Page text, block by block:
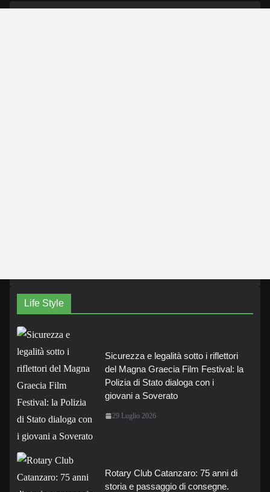
Life Style
Sicurezza e legalità sotto i riflettori
del Magna Graecia Film Festival: la
Polizia di Stato dialoga con i
giovani a Soverato
29 Luglio 2026
Rotary Club Catanzaro: 75 anni di
storia e passaggio di consegne.